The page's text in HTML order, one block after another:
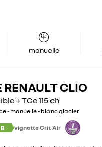
manuelle
CLIO
+ TCe 115 ch
- manuelle - blanc glacier
B vignette Crit'Air